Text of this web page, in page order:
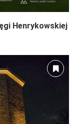
Henrykowskiej